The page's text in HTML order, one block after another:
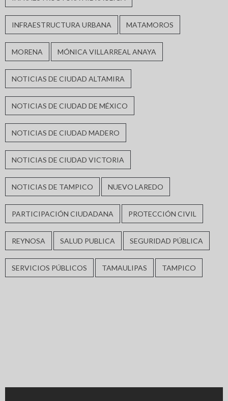
INFRAESTRUCTURA URBANA MATAMOROS
MORENA MÓNICA VILLARREAL ANAYA
NOTICIAS DE CIUDAD ALTAMIRA
NOTICIAS DE CIUDAD DE MÉXICO
NOTICIAS DE CIUDAD MADERO
NOTICIAS DE CIUDAD VICTORIA
NOTICIAS DE TAMPICO NUEVO LAREDO
PARTICIPACIÓN CIUDADANA PROTECCIÓN CIVIL
REYNOSA SALUD PUBLICA SEGURIDAD PÚBLICA
SERVICIOS PÚBLICOS TAMAULIPAS TAMPICO